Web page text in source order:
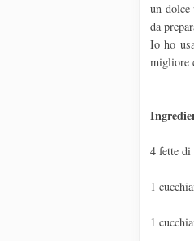
un dolce
da
Io ho
migliore
4 fette di
1
1